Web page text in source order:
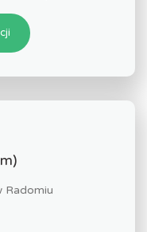
Radomiu